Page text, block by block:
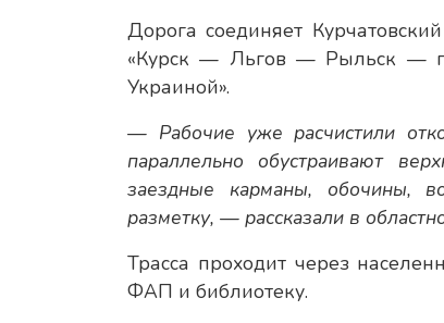
Дорога соединяет
«Курск — Льгов — Рыльск —
Украиной».
— Рабочие уже расчистили
параллельно обустраивают
заездные карманы, обочины,
разметку, — рассказали в
Трасса проходит через
ФАП и библиотеку.